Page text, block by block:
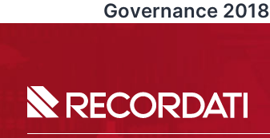
Governance 2018